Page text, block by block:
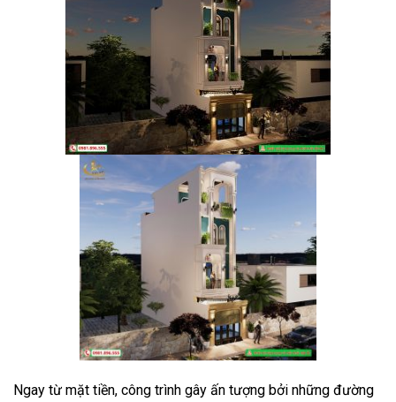
Ngay từ mặt tiền, công trình gây ấn tượng bởi những đường